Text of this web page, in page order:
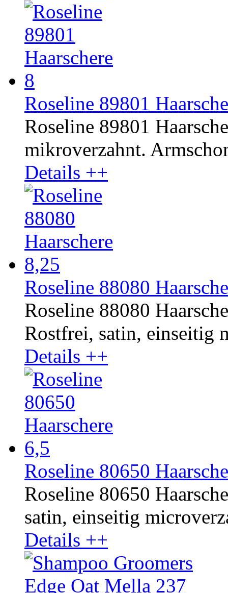
Roseline 89801
Roseline 89801
mikroverzahnt.
Details ++
Roseline 88080
Roseline 88080
Rostfrei, satin, einseitig
Details ++
Roseline 80650
Roseline 80650
satin, einseitig
Details ++